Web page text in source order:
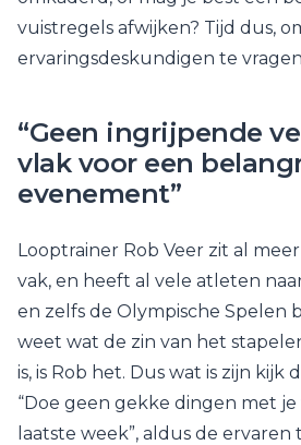
vuistregels afwijken? Tijd dus,
ervaringsdeskundigen te
“Geen ingrijpende
vlak voor een
evenement”
Looptrainer Rob Veer zit al
vak, en heeft al vele atleten
en zelfs de Olympische Spelen
weet wat de zin van het
is, is Rob het. Dus wat is zijn kijk
“Doe geen gekke dingen met
laatste week”, aldus de ervaren